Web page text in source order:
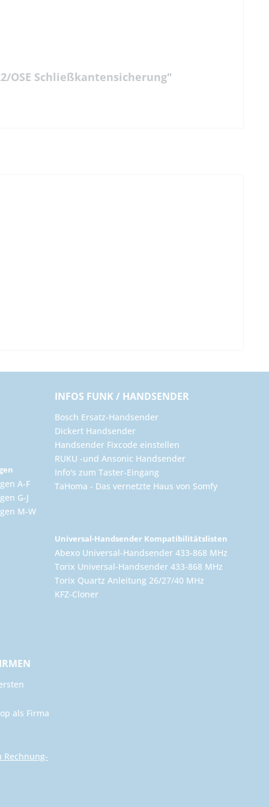
OSE Schließkantensicherung"
A-F
G-J
M-W
INFOS FUNK / HANDSENDER
Bosch Ersatz-Handsender
Dickert Handsender
Handsender Fixcode einstellen
RUKU -und Ansonic Handsender
Info's zum Taster-Eingang
TaHoma - Das vernetzte Haus von Somfy
Universal-Handsender Kompatibilitätslisten
Abexo Universal-Handsender 433-868 MHz
Torix Universal-Handsender 433-868 MHz
Torix Quartz Anleitung 26/27/40 MHz
KFZ-Cloner
als Firma
Rechnung-